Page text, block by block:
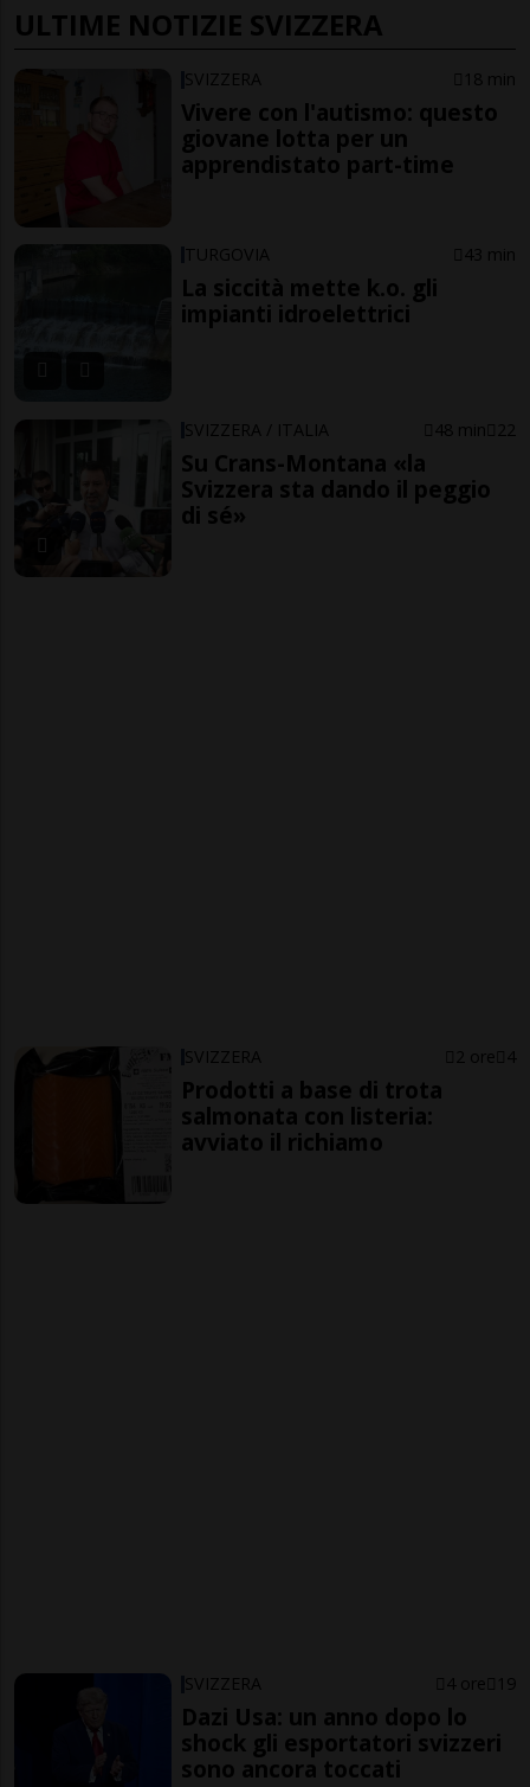
ULTIME NOTIZIE SVIZZERA
SVIZZERA 18 min
Vivere con l'autismo: questo
giovane lotta per un
apprendistato part-time
TURGOVIA 43 min
La siccità mette k.o. gli
impianti idroelettrici
SVIZZERA / ITALIA 48 min 22
Su Crans-Montana «la
Svizzera sta dando il peggio
di sé»
SVIZZERA 2 ore 4
Prodotti a base di trota
salmonata con listeria:
avviato il richiamo
SVIZZERA 4 ore 19
Dazi Usa: un anno dopo lo
shock gli esportatori svizzeri
sono ancora toccati